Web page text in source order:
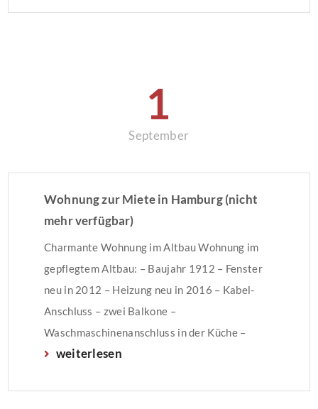
1
September
Wohnung zur Miete in Hamburg (nicht
mehr verfügbar)
Charmante Wohnung im Altbau Wohnung im
gepflegtem Altbau: – Baujahr 1912 – Fenster
neu in 2012 – Heizung neu in 2016 – Kabel-
Anschluss – zwei Balkone –
Waschmaschinenanschluss in der Küche –
Kellerraum Die Miete beträgt € 700,00 + €
weiterlesen